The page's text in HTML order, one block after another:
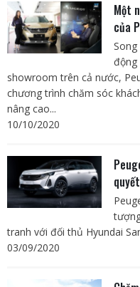
Một
của
động
showroom trên cả nước,
chương trình chăm sóc
nâng cao...
10/10/2020
tranh với đối thủ Hyundai
03/09/2020